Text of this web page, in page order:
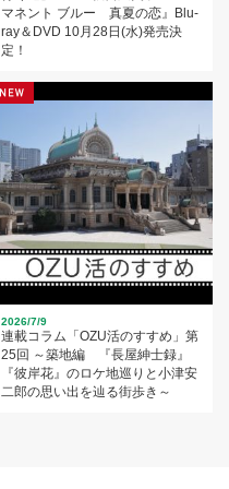
マネント ブルー 真夏の恋』Blu-
ray＆DVD 10月28日(水)発売決
定！
2026/7/9
連載コラム「OZU活のすすめ」第
25回 ～築地編 『長屋紳士録』
『彼岸花』のロケ地巡りと小津安
二郎の思い出を辿る街歩き～